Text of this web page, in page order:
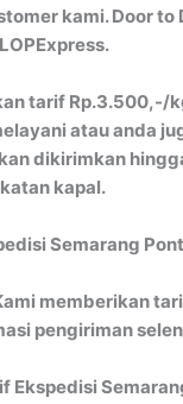
kami. Door
tarif
atau anda
dikirimkan
kapal.
Semarang
memberikan
pengiriman
Ekspedisi